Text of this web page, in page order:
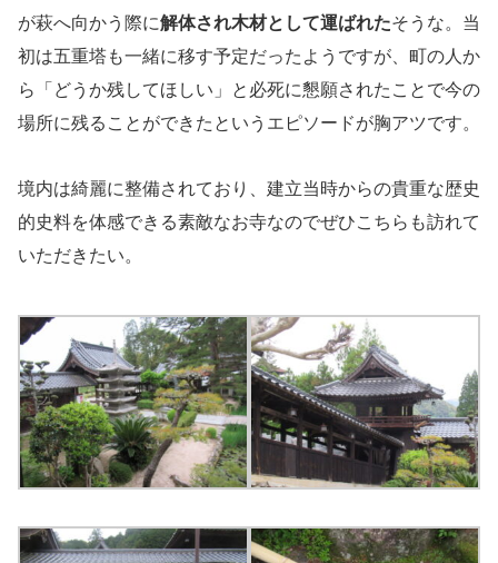
が萩へ向かう際に解体され木材として運ばれたそうな。当
初は五重塔も一緒に移す予定だったようですが、町の人か
ら「どうか残してほしい」と必死に懇願されたことで今の
場所に残ることができたというエピソードが胸アツです。
境内は綺麗に整備されており、建立当時からの貴重な歴史
的史料を体感できる素敵なお寺なのでぜひこちらも訪れて
いただきたい。